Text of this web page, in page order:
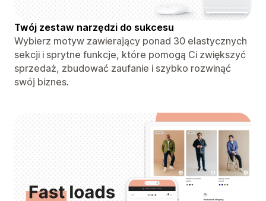
Twój zestaw narzędzi do sukcesu
Wybierz motyw zawierający ponad 30 elastycznych
sekcji i sprytne funkcje, które pomogą Ci zwiększyć
sprzedaż, zbudować zaufanie i szybko rozwinąć
swój biznes.